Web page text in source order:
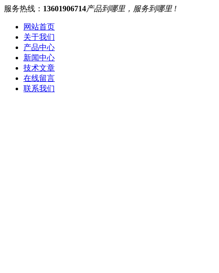
服务热线： 13601906714产品到哪里，服务到哪里 !
网站首页
关于我们
产品中心
新闻中心
技术文章
在线留言
联系我们